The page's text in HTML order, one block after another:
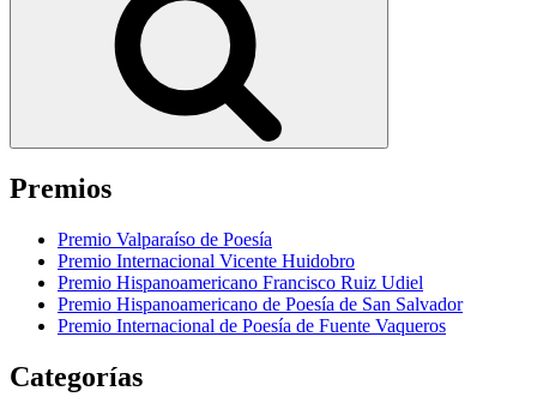
Premios
Premio Valparaíso de Poesía
Premio Internacional Vicente Huidobro
Premio Hispanoamericano Francisco Ruiz Udiel
Premio Hispanoamericano de Poesía de San Salvador
Premio Internacional de Poesía de Fuente Vaqueros
Categorías